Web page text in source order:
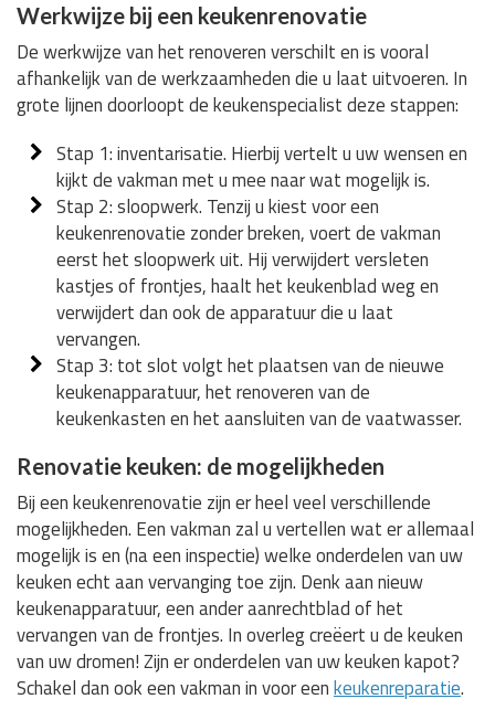
Werkwijze bij een keukenrenovatie
De werkwijze van het renoveren verschilt en is vooral
afhankelijk van de werkzaamheden die u laat uitvoeren. In
grote lijnen doorloopt de keukenspecialist deze stappen:
Stap 1: inventarisatie. Hierbij vertelt u uw wensen en
kijkt de vakman met u mee naar wat mogelijk is.
Stap 2: sloopwerk. Tenzij u kiest voor een
keukenrenovatie zonder breken, voert de vakman
eerst het sloopwerk uit. Hij verwijdert versleten
kastjes of frontjes, haalt het keukenblad weg en
verwijdert dan ook de apparatuur die u laat
vervangen.
Stap 3: tot slot volgt het plaatsen van de nieuwe
keukenapparatuur, het renoveren van de
keukenkasten en het aansluiten van de vaatwasser.
Renovatie keuken: de mogelijkheden
Bij een keukenrenovatie zijn er heel veel verschillende
mogelijkheden. Een vakman zal u vertellen wat er allemaal
mogelijk is en (na een inspectie) welke onderdelen van uw
keuken echt aan vervanging toe zijn. Denk aan nieuw
keukenapparatuur, een ander aanrechtblad of het
vervangen van de frontjes. In overleg creëert u de keuken
van uw dromen! Zijn er onderdelen van uw keuken kapot?
Schakel dan ook een vakman in voor eenkeukenreparatie.